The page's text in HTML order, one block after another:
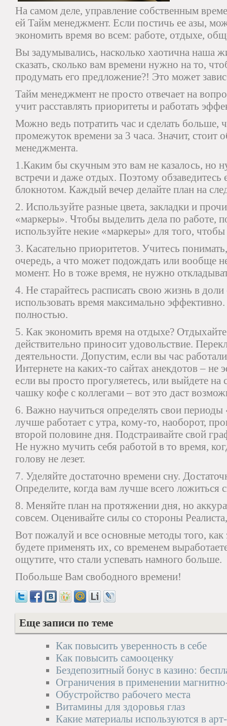
На самом деле, управление собственным
ей Тайм менеджмент. Если постичь ее азы,
экономить время во всем: работе, отдыхе,
Вы задумывались, насколько хаотична наша
сказать, сколько вам времени нужно на то,
продумать его предложение?! Это может
Тайм менеджмент не просто отвечает на
учит расставлять приоритеты и работать
Можно ведь потратить час и сделать больше,
промежуток времени за 3 часа. Значит, стоит
менеджмента.
1.Каким бы скучным это вам не казалось, но
встречи и даже отдых. Поэтому обзаведитесь
блокнотом. Каждый вечер делайте план на
2. Используйте разные цвета, закладки и
«маркеры». Чтобы выделить дела по работе,
используйте некие «маркеры» для того,
3. Касательно приоритетов. Учитесь
очередь, а что может подождать или вообще
момент. Но в тоже время, не нужно
4. Не старайтесь расписать свою жизнь в
использовать время максимально
полностью.
5. Как экономить время на отдыхе?
действительно приносит удовольствие.
деятельности. Допустим, если вы час
Интернете на каких-то сайтах анекдотов –
если вы просто прогуляетесь, или выйдете
чашку кофе с коллегами – вот это даст
6. Важно научиться определять свои
лучше работает с утра, кому-то, наоборот,
второй половине дня. Подстраивайте свой
Не нужно мучить себя работой в то время,
голову не лезет.
7. Уделяйте достаточно времени сну.
Определите, когда вам лучше всего ложиться
8. Меняйте план на протяжении дня, но
совсем. Оценивайте силы со стороны
Вот пожалуй и все основные методы того,
будете применять их, со временем
ощутите, что стали успевать намного больше.
Побольше Вам свободного времени!
Еще записи по теме
Как повысить уверенность в себе
Как повысить самооценку
Бездепозитный бонус в казино:
Ограничения в применении
Обустройство рабочего места
Витамины для здоровья глаз
Какие материалы используются в